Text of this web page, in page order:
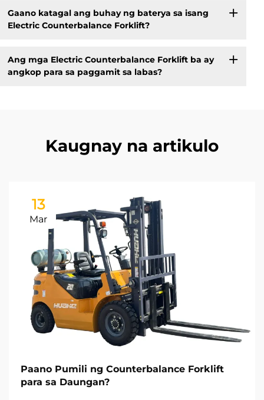
Gaano katagal ang buhay ng baterya sa isang
Electric Counterbalance Forklift?
Ang mga Electric Counterbalance Forklift ba ay
angkop para sa paggamit sa labas?
Kaugnay na artikulo
13
Mar
Paano Pumili ng Counterbalance Forklift
para sa Daungan?